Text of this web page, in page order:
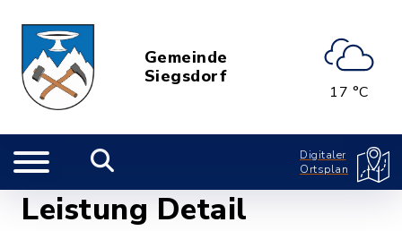
Gemeinde
Siegsdorf
17 °C
Digitaler
Ortsplan
Leistung Detail